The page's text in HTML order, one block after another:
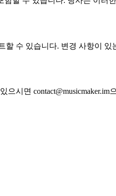
할 수 있습니다. 변경 사항이
으시면 contact@musicmaker.im